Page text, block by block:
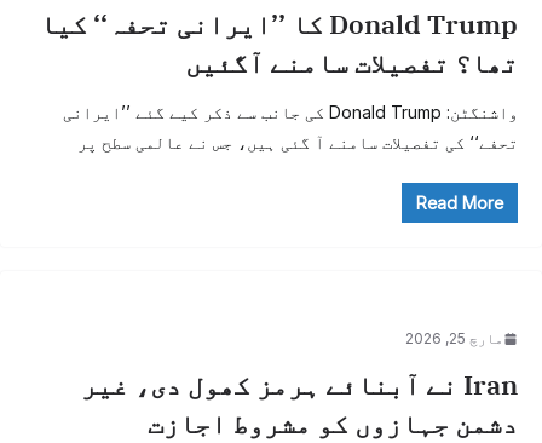
Donald Trump کا ’’ایرانی تحفہ‘‘ کیا
تھا؟ تفصیلات سامنے آگئیں
واشنگٹن: Donald Trump کی جانب سے ذکر کیے گئے ’’ایرانی
تحفے‘‘ کی تفصیلات سامنے آ گئی ہیں، جس نے عالمی سطح پر
Read More
مارچ 25, 2026
Iran نے آبنائے ہرمز کھول دی، غیر
دشمن جہازوں کو مشروط اجازت